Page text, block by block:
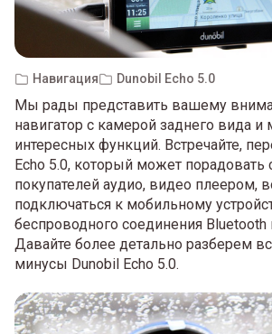
Навигация Dunobil Echo 5.0
Мы рады представить вашему
навигатор с камерой заднего вида
интересных функций. Встречайте,
Echo 5.0, который может порадовать
покупателей аудио, видео плеером,
подключаться к мобильному
беспроводного соединения Bluetooth
Давайте более детально разберем
минусы Dunobil Echo 5.0.